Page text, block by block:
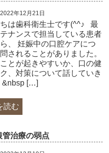
年12月21日
は歯科衛生士です(^^♪ 最
ナンスで担当している患者
、 妊娠中の口腔ケアにつ
されることがありました。
とが起きやすいか、口の健
、対策について話していき
&nbsp […]
読む
治療の弱点